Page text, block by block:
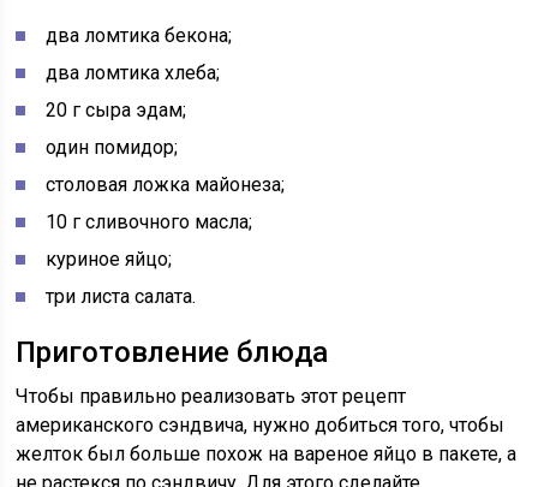
два ломтика бекона;
два ломтика хлеба;
20 г сыра эдам;
один помидор;
столовая ложка майонеза;
10 г сливочного масла;
куриное яйцо;
три листа салата.
Приготовление блюда
Чтобы правильно реализовать этот рецепт
американского сэндвича, нужно добиться того, чтобы
желток был больше похож на вареное яйцо в пакете, а